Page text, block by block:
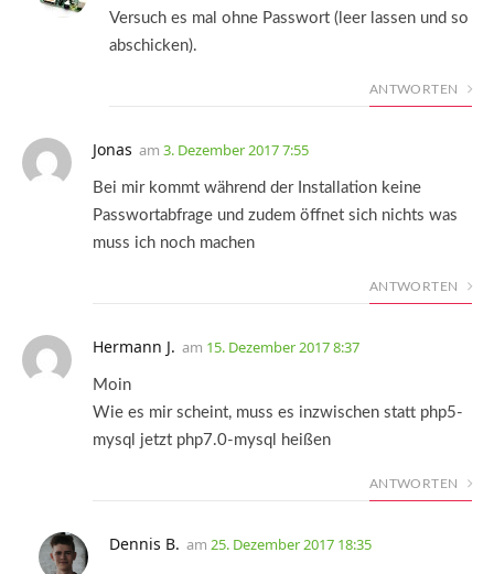
Versuch es mal ohne Passwort (leer lassen und so
abschicken).
ANTWORTEN
Jonas am 3. Dezember 2017 7:55
Bei mir kommt während der Installation keine
Passwortabfrage und zudem öffnet sich nichts was
muss ich noch machen
ANTWORTEN
Hermann J. am 15. Dezember 2017 8:37
Moin
Wie es mir scheint, muss es inzwischen statt php5-
mysql jetzt php7.0-mysql heißen
ANTWORTEN
Dennis B. am 25. Dezember 2017 18:35